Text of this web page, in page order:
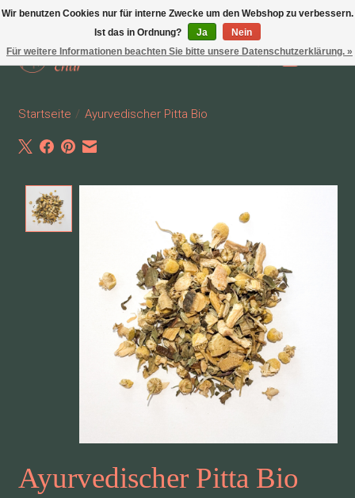
Wunschzettel
Ihr
Startseite / Ayurvedischer Pitta Bio
Ayurvedischer Pitta Bio
Wir benutzen Cookies nur für interne Zwecke um den Webshop zu verbessern.
Ist das in Ordnung?
Ja
Nein
Für weitere Informationen beachten Sie bitte unsere Datenschutzerklärung. »